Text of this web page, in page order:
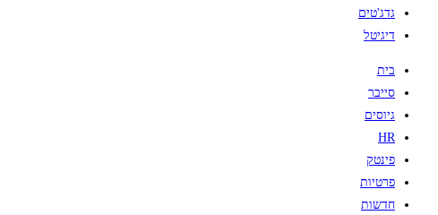
גדג'טים
דיגיטל
בית
סייבר
גיוסים
HR
פינטק
פרטיות
חדשות